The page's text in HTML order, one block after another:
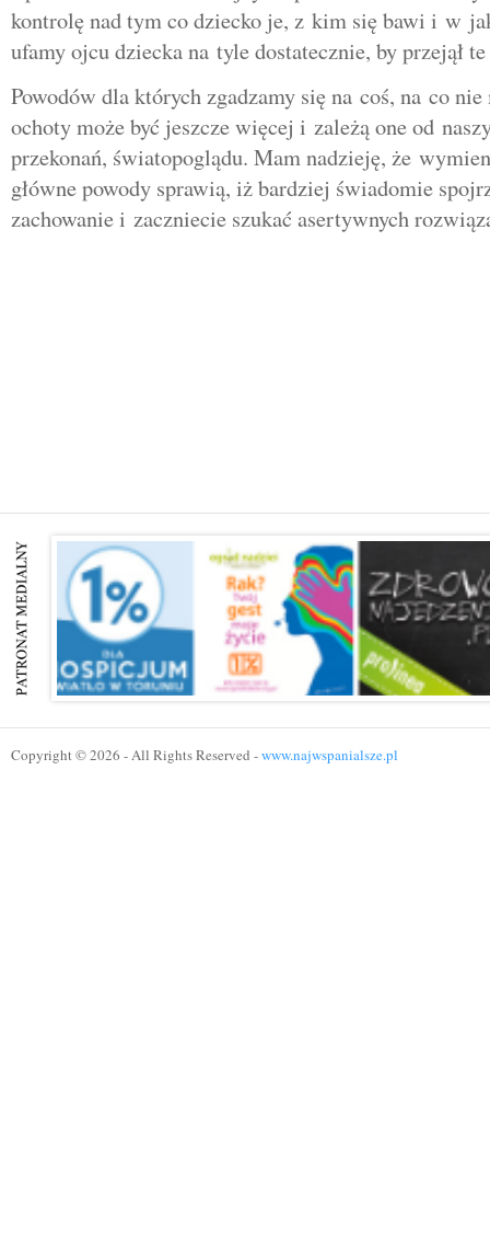
kontrolę nad tym co dziecko je, z kim się bawi i w
ufamy ojcu dziecka na tyle dostatecznie, by przejął
Powodów dla których zgadzamy się na coś, na co
ochoty może być jeszcze więcej i zależą one od
przekonań, światopoglądu. Mam nadzieję, że
główne powody sprawią, iż bardziej świadomie
zachowanie i zaczniecie szukać asertywnych
Copyright © 2026 - All Rights Reserved -www.najwspanialsze.pl